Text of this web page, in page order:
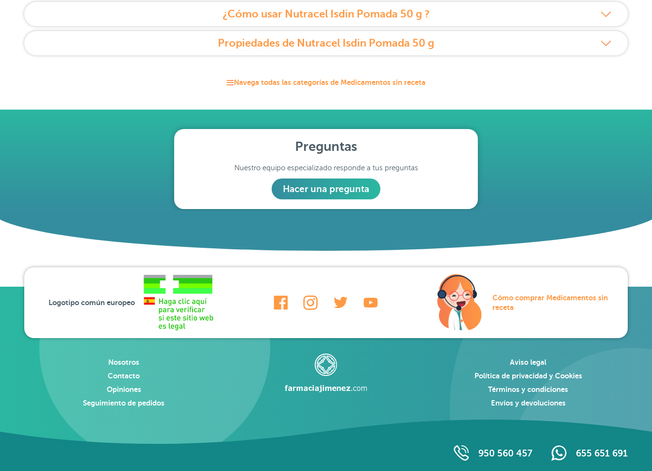
¿Cómo usar Nutracel Isdin Pomada 50 g ?
Propiedades de Nutracel Isdin Pomada 50 g
Navega todas las categorías de Medicamentos sin receta
Preguntas
Nuestro equipo especializado responde a tus preguntas
Hacer una pregunta
Logotipo común europeo
Cómo comprar Medicamentos sin
receta
Nosotros
Contacto
Opiniones
Seguimiento de pedidos
Aviso legal
Política de privacidad y Cookies
Términos y condiciones
Envíos y devoluciones
950 560 457 655 651 691